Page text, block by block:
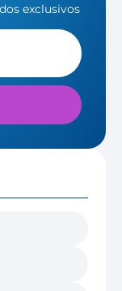
exclusivos